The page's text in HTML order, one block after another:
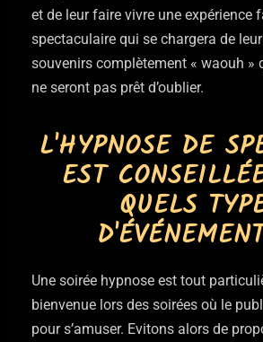
et de leur faire vivre une expérience
spectaculaire qui se chargera de
souvenirs complètement « waouh »
ne seront pas prêt d’oublier.
L'HYPNOSE DE
EST
QUELS
Une soirée hypnose est tout
bienvenue lors des soirées où le
pour s’amuser. Evitons alors de